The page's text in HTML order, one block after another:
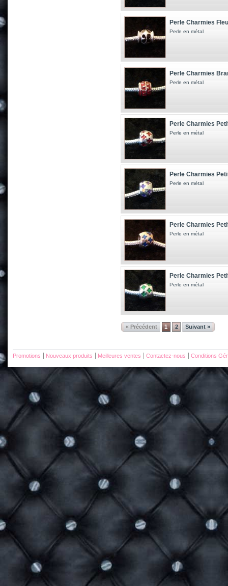
Perle Charmies
Perle en métal
Perle Charmies
Perle en métal
Perle Charmies
Perle en métal
Perle Charmies
Perle en métal
Perle Charmies
Perle en métal
Perle Charmies
Perle en métal
« Précédent 1 2 Suivant »
Promotions Nouveaux produits Meilleures ventes Contactez-nous Conditions